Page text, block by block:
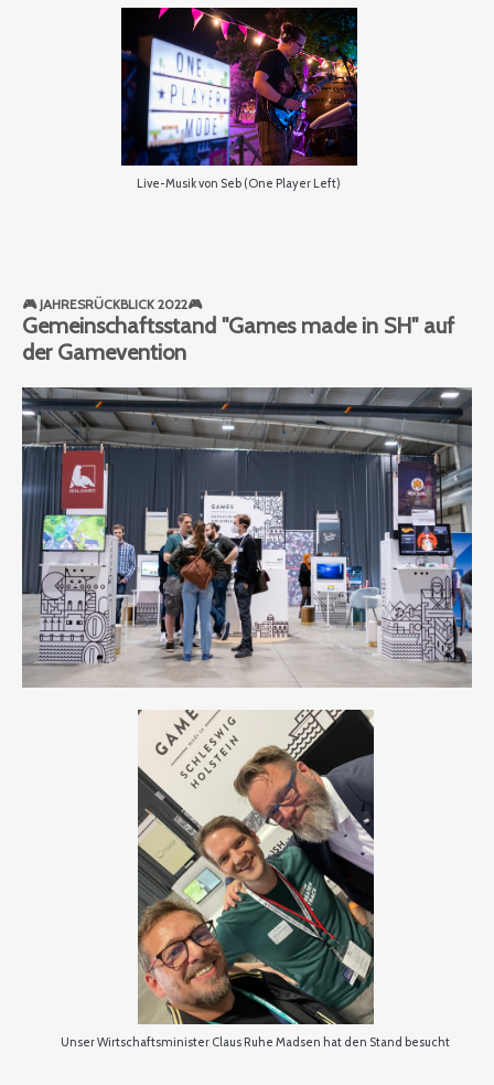
Live-Musik von Seb (One Player Left)
🎮 JAHRESRÜCKBLICK 2022🎮
Gemeinschaftsstand "Games made in SH" auf
der Gamevention
Unser Wirtschaftsminister Claus Ruhe Madsen hat den Stand besucht